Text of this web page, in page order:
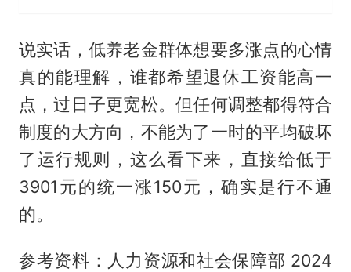
说实话，低养老金群体想要多涨点的心情
真的能理解，谁都希望退休工资能高一
点，过日子更宽松。但任何调整都得符合
制度的大方向，不能为了一时的平均破坏
了运行规则，这么看下来，直接给低于
3901元的统一涨150元，确实是行不通
的。
参考资料：人力资源和社会保障部 2024